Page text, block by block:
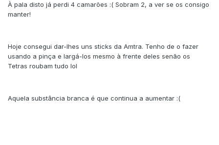
À pala disto já perdi 4 camarões :( Sobram 2, a ver se os consigo
manter!
Hoje consegui dar-lhes uns sticks da Amtra. Tenho de o fazer
usando a pinça e largá-los mesmo à frente deles senão os
Tetras roubam tudo lol
Aquela substância branca é que continua a aumentar :(